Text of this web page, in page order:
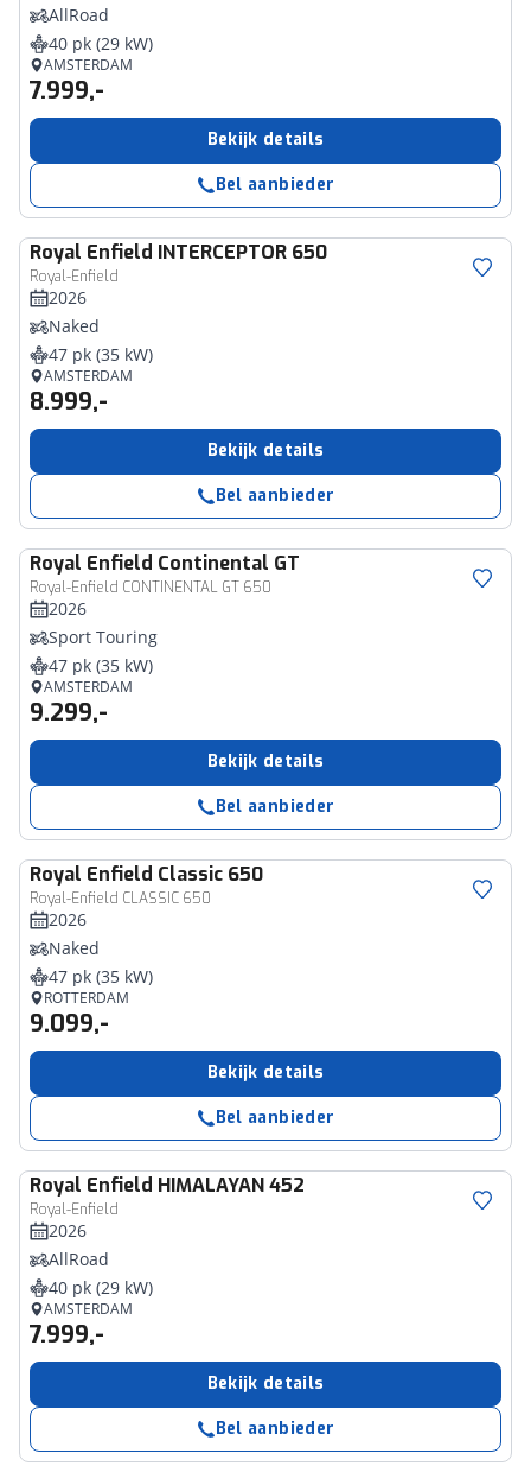
AllRoad
40 pk (29 kW)
AMSTERDAM
7.999,-
Bekijk details
Bel aanbieder
Royal Enfield INTERCEPTOR 650
Royal-Enfield
2026
Naked
47 pk (35 kW)
AMSTERDAM
8.999,-
Bekijk details
Bel aanbieder
Royal Enfield Continental GT
Royal-Enfield CONTINENTAL GT 650
2026
Sport Touring
47 pk (35 kW)
AMSTERDAM
9.299,-
Bekijk details
Bel aanbieder
Royal Enfield Classic 650
Royal-Enfield CLASSIC 650
2026
Naked
47 pk (35 kW)
ROTTERDAM
9.099,-
Bekijk details
Bel aanbieder
Royal Enfield HIMALAYAN 452
Royal-Enfield
2026
AllRoad
40 pk (29 kW)
AMSTERDAM
7.999,-
Bekijk details
Bel aanbieder